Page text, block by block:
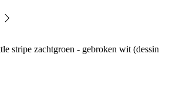
stripe zachtgroen - gebroken wit (dessin